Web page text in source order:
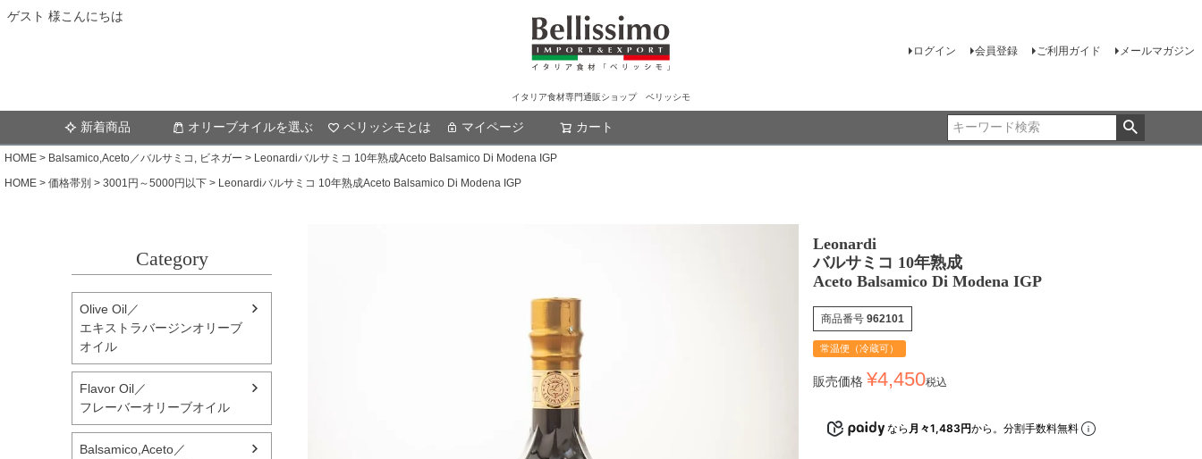
ゲスト 様こんにちは
イタリア食材専門通販ショップ ベリッシモ
ログイン 会員登録 ご利用ガイド メールマガジン
新着商品 オリーブオイルを選ぶ ベリッシモとは マイページ カート
HOME Balsamico,Aceto／バルサミコ, ビネガー
Leonardiバルサミコ 10年熟成Aceto Balsamico Di Modena IGP
HOME
価格帯別 3001円～5000円以下 Leonardiバルサミコ 10年熟成Aceto Balsamico Di Modena IGP
Category
Olive Oil／
エキストラバージンオリーブ
オイル
Flavor Oil／
フレーバーオリーブオイル
Balsamico,Aceto／
Leonardi
バルサミコ 10年熟成
Aceto Balsamico Di Modena IGP
商品番号 962101
常温便（冷蔵可）
販売価格 ¥4,450税込
なら 月々1,483円から。分割手数料無料